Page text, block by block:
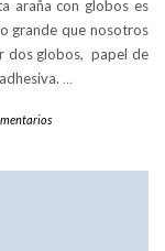
araña con globos es
grande que nosotros
dos globos, papel de
…